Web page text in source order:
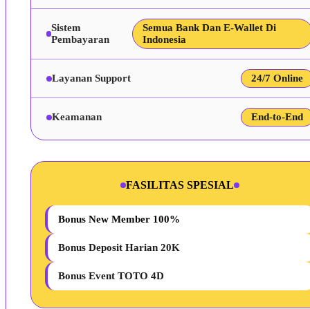
Sistem
Pembayaran
Semua Bank Dan E-Wallet Di
Indonesia
Layanan Support 24/7 Online
Keamanan End-to-End
FASILITAS SPESIAL
Bonus New Member 100%
Bonus Deposit Harian 20K
Bonus Event TOTO 4D